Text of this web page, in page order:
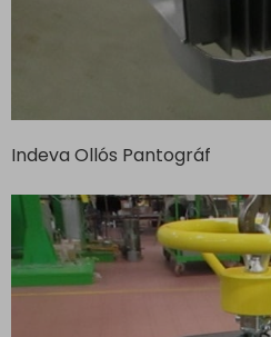
Indeva Ollós Pantográf